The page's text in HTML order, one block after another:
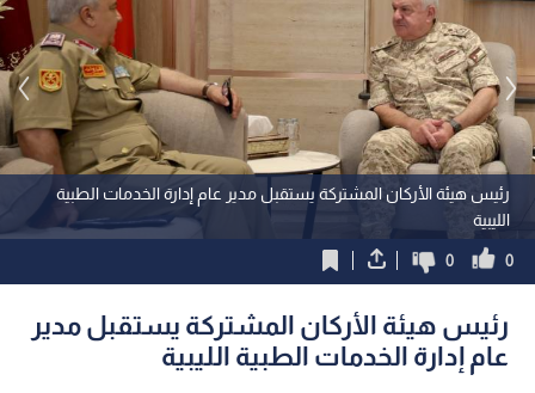
رئيس هيئة الأركان المشتركة يستقبل مدير عام إدارة الخدمات الطبية
الليبية
0
0
رئيس هيئة الأركان المشتركة يستقبل مدير
عام إدارة الخدمات الطبية الليبية